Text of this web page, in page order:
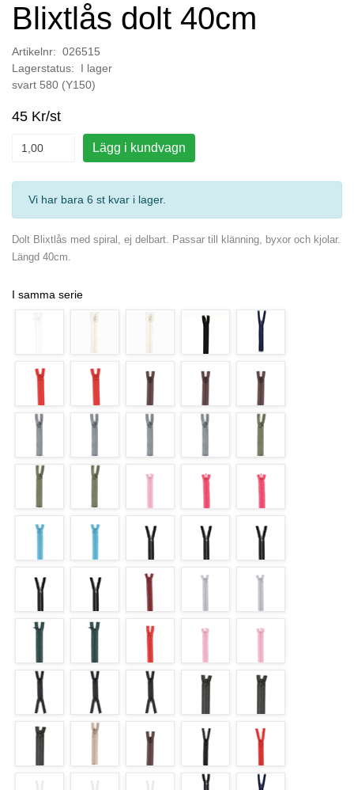
Blixtlås dolt 40cm
Artikelnr: 026515
Lagerstatus: I lager
svart 580 (Y150)
45 Kr/st
Lägg i kundvagn
Vi har bara 6 st kvar i lager.
Dolt Blixtlås med spiral, ej delbart. Passar till klänning, byxor och kjolar.
Längd 40cm.
I samma serie